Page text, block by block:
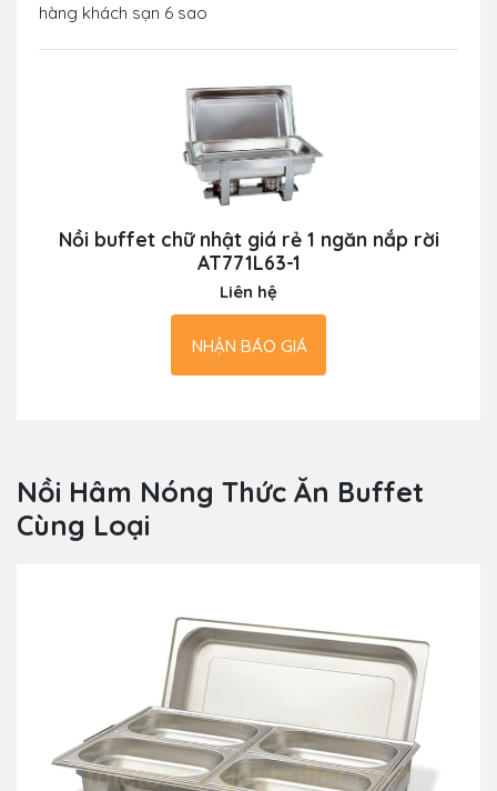
hàng khách sạn 6 sao
Nồi buffet chữ nhật giá rẻ 1 ngăn nắp rời
AT771L63-1
Liên hệ
NHẬN BÁO GIÁ
Nồi Hâm Nóng Thức Ăn Buffet
Cùng Loại